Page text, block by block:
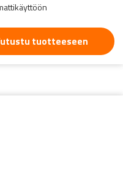
tuotteeseen